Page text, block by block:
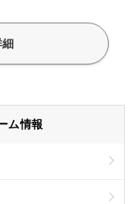
細
ム情報